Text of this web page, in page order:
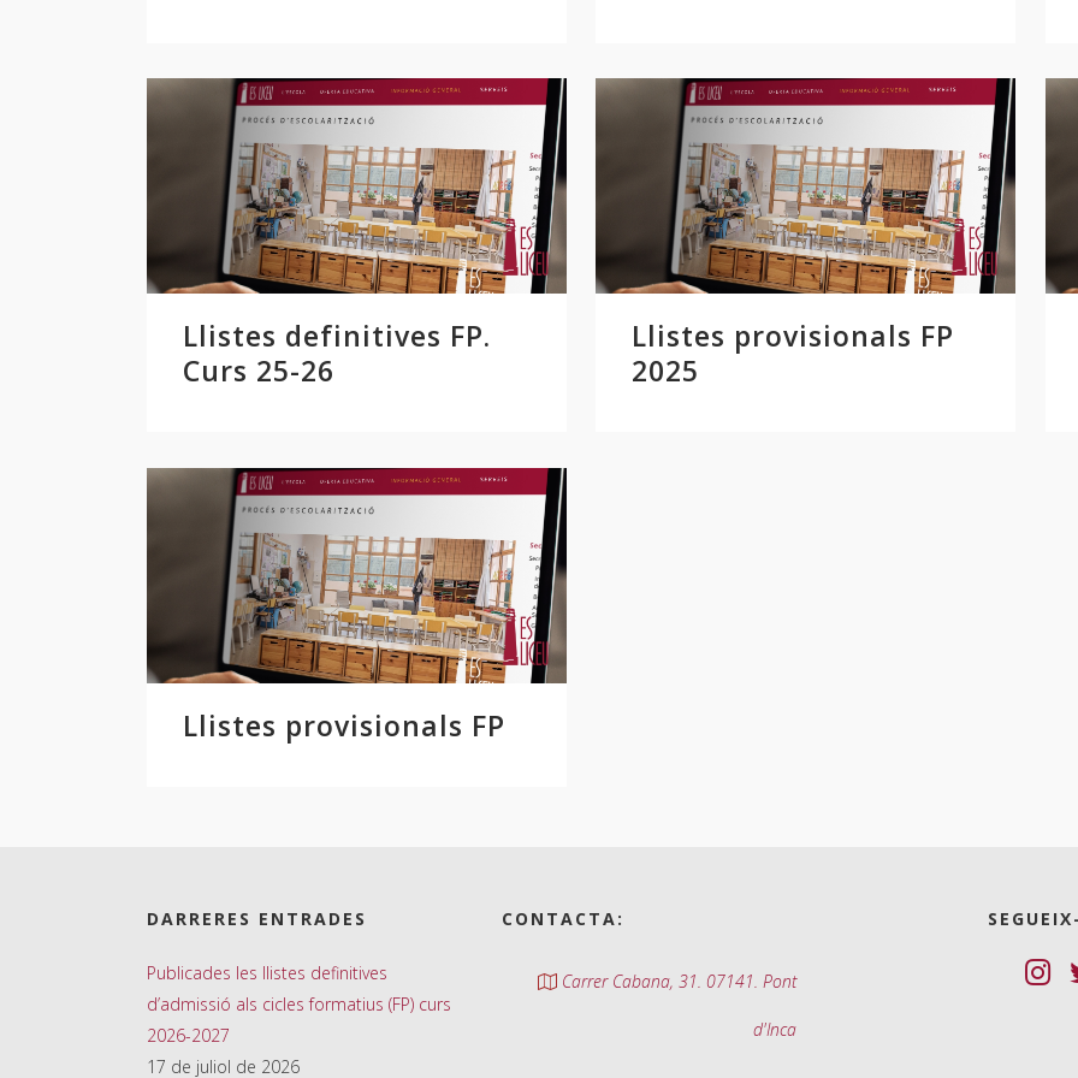
Llistes definitives FP.
Curs 25-26
Llistes provisionals FP
2025
Llistes provisionals FP
DARRERES ENTRADES
Publicades les llistes definitives
d’admissió als cicles formatius (FP) curs
2026-2027
17 de juliol de 2026
CONTACTA:
Carrer Cabana, 31. 07141. Pont
d'Inca